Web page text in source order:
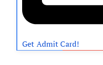
Get Admit Card!